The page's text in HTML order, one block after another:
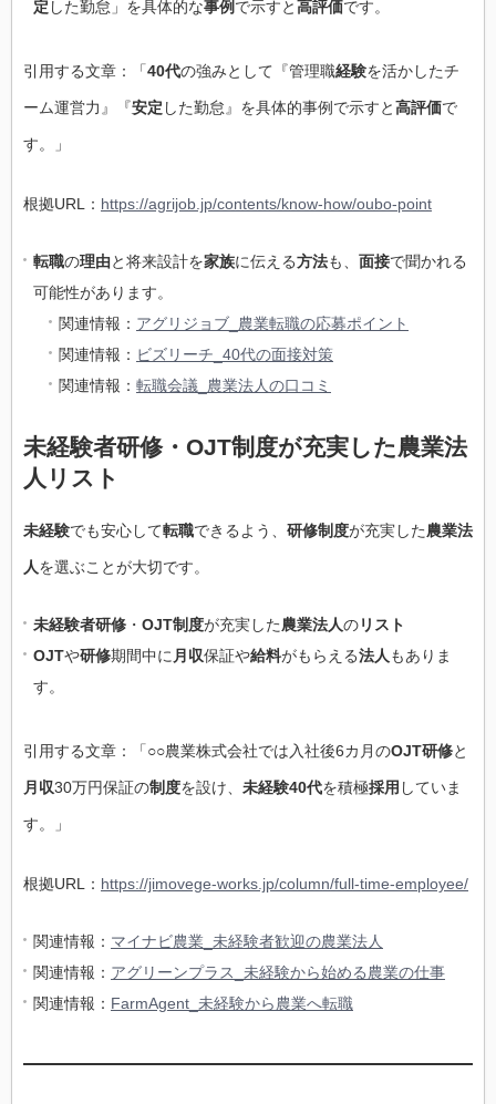
定 した勤怠」を具体的な事例で示すと高評価です。
引用する文章：「40代の強みとして『管理職経験を活かしたチ
ーム運営力』『安定 した勤怠』を具体的事例で示すと高評価で
す。」
根拠URL： https://agrijob.jp/contents/know-how/oubo-point
転職の理由と将来設計を家族に伝える方法も、 面接で聞かれる
可能性があります。
関連情報： アグリジョブ_農業転職の応募ポイント
関連情報： ビズリーチ_40代の面接対策
関連情報： 転職会議_農業法人の口コミ
未経験者研修・OJT制度が充実した農業法
人リスト
未経験でも安心して転職できるよう、 研修制度が充実した農業法
人を選ぶことが大切です。
未経験者研修 ・ OJT制度が充実した農業法人のリスト
OJTや研修期間中に 月収保証や給料がもらえる法人 もありま
す。
引用する文章：「○○農業株式会社では入社後6カ月のOJT研修と
月収30万円保証の制度を設け、 未経験40代を積極採用 していま
す。」
根拠URL： https://jimovege-works.jp/column/full-time-employee/
関連情報： マイナビ農業_未経験者歓迎の農業法人
関連情報： アグリーンプラス_未経験から始める農業の仕事
関連情報： FarmAgent_未経験から農業へ転職